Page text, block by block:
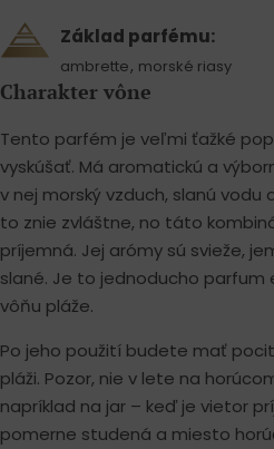
Základ parfému:
ambrette, morské riasy
Charakter vône
Tento parfém je veľmi ťažké
vyskúšať. Má aromatickú a
v nej morský vzduch, slanú vodu
to znie zvláštne, no táto
príjemná. Jej arómy sú svieže,
slané. Je to jednoducho parfum
vôňu pláže.
Po jeho použití budete mať
pláži. Pozor, nie v lete na
napríklad na jar – keď je vietor
pomerne studená a miesto